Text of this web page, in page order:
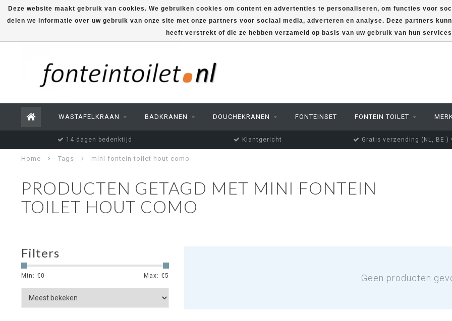
WASTAFELKRAAN BADKRANEN DOUCHEKRANEN FONTEINSET FONTEIN TOILET
14 dagen bedenktijd Klantgericht Gratis verzending (NL, BE )
Home Tags mini fontein toilet hout como
PRODUCTEN GETAGD MET MINI FONTEIN
TOILET HOUT COMO
Filters
Min: €0 Max: €5 Geen producten
Deze website maakt gebruik van cookies. We gebruiken cookies om content en advertenties te personaliseren, om functies voor
delen we informatie over uw gebruik van onze site met onze partners voor sociaal media, adverteren en analyse. Deze partners
heeft verstrekt of die ze hebben verzameld op basis van uw gebruik van hun